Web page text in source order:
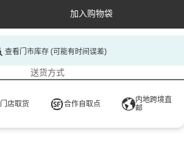
加入购物袋
查看门市库存 (可能有时间误差)
送货方式
门店取货 合作自取点
内地跨境直
邮